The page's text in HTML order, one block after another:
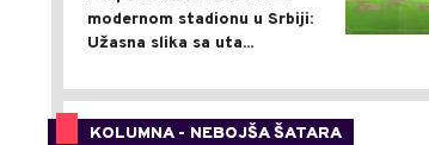
modernom stadionu u Srbiji:
Užasna slika sa uta...
KOLUMNA - NEBOJŠA ŠATARA